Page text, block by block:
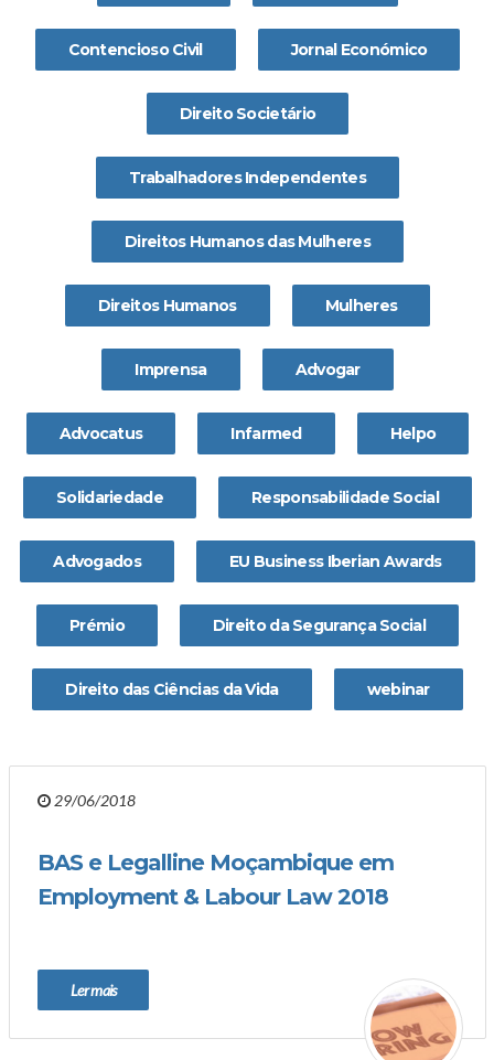
Contencioso Civil Jornal Económico
Direito Societário
Trabalhadores Independentes
Direitos Humanos das Mulheres
Direitos Humanos Mulheres
Imprensa Advogar
Advocatus Infarmed Helpo
Solidariedade Responsabilidade Social
Advogados EU Business Iberian Awards
Prémio Direito da Segurança Social
Direito das Ciências da Vida webinar
29/06/2018
BAS e Legalline Moçambique em
Employment & Labour Law 2018
Ler mais